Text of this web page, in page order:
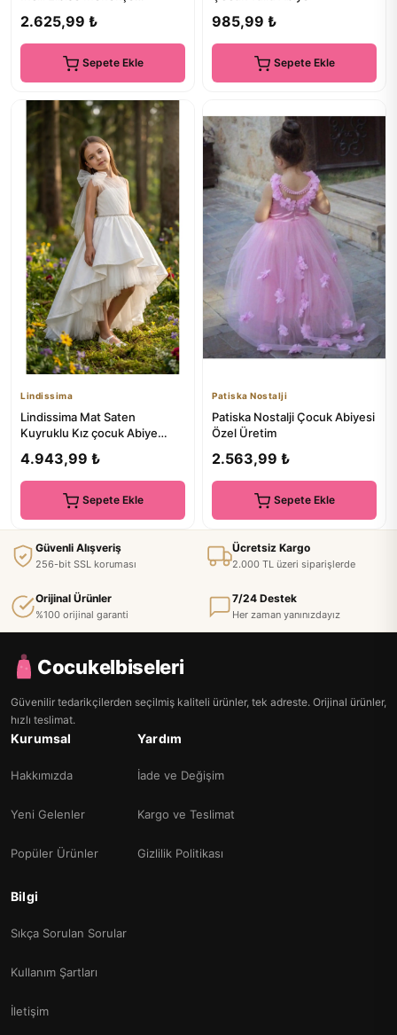
Mezuniye...
2.625,99 ₺
Sepete Ekle
985,99 ₺
Sepete Ekle
Lindissima
Lindissima Mat Saten
Kuyruklu Kız çocuk Abiye
Gün...
4.943,99 ₺
Sepete Ekle
Patiska Nostalji
Patiska Nostalji Çocuk Abiyesi
Özel Üretim
2.563,99 ₺
Sepete Ekle
Güvenli Alışveriş
256-bit SSL koruması
Ücretsiz Kargo
2.000 TL üzeri siparişlerde
Orijinal Ürünler
%100 orijinal garanti
7/24 Destek
Her zaman yanınızdayız
Cocukelbiseleri
Güvenilir tedarikçilerden seçilmiş kaliteli ürünler, tek adreste. Orijinal ürünler,
hızlı teslimat.
Kurumsal
Hakkımızda
Yeni Gelenler
Popüler Ürünler
Yardım
İade ve Değişim
Kargo ve Teslimat
Gizlilik Politikası
Bilgi
Sıkça Sorulan Sorular
Kullanım Şartları
İletişim